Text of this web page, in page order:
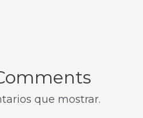
que mostrar.